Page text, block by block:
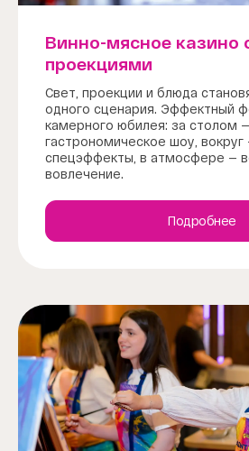
Винно-мясное казино
проекциями
Свет, проекции и блюда
одного сценария. Эффектный
камерного юбилея: за столом —
гастрономическое шоу, вокруг
спецэффекты, в атмосфере —
вовлечение.
Подробнее